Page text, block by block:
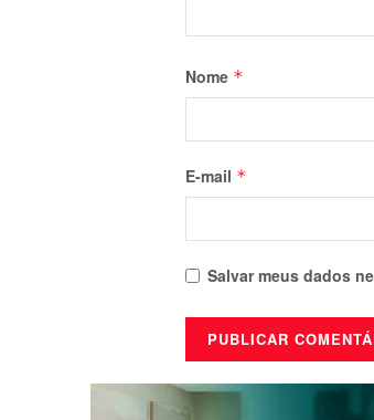
Nome *
E-mail *
Salvar meus dados